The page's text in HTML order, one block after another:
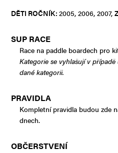
DĚTI ROČNÍK:2005, 2006, 2007,
SUP RACE
Race na paddle boardech pro
Kategorie se vyhlašují v
dané kategorii.
PRAVIDLA
Kompletní pravidla budou zde
dnech.
OBČERSTVENÍ